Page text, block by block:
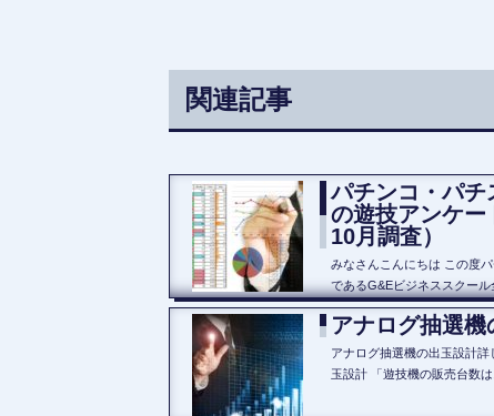
関連記事
パチンコ・パチ
の遊技アンケー
10月調査）
みなさんこんにちは この度
であるG&Eビジネススクー
アナログ抽選
アナログ抽選機の出玉設計
玉設計 「遊技機の販売台数